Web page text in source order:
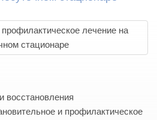
восстановления
и профилактическое